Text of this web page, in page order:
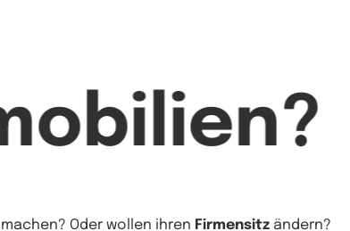
machen? Oder wollen ihren Firmensitz ändern?